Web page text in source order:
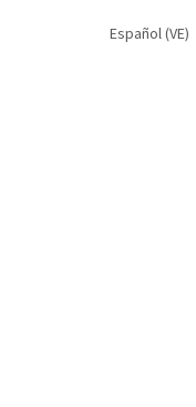
Español (VE)